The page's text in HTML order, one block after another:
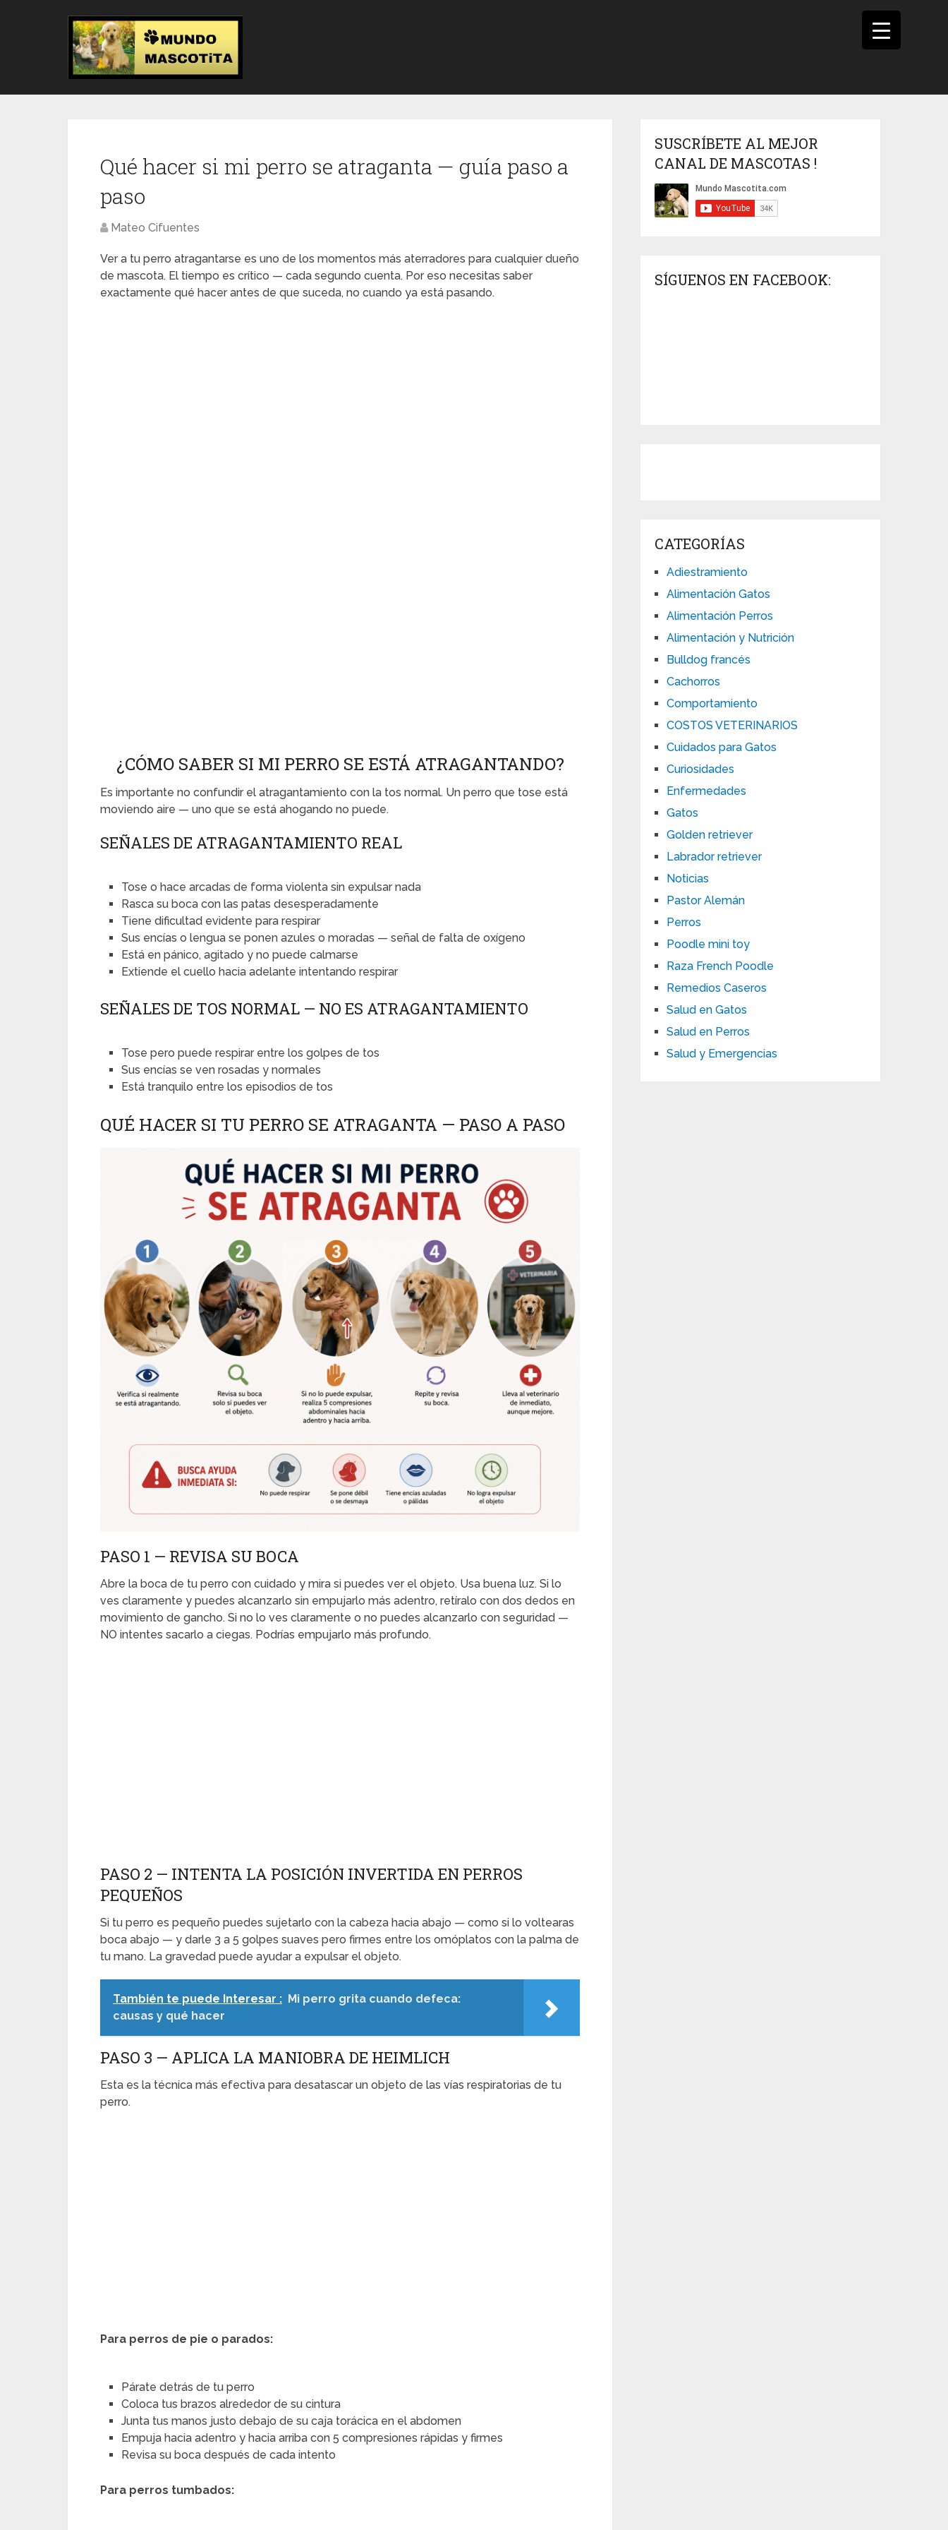
Qué hacer si mi perro se atraganta — guía paso a
paso
Mateo Cifuentes
Ver a tu perro atragantarse es uno de los momentos más aterradores para cualquier dueño
de mascota. El tiempo es crítico — cada segundo cuenta. Por eso necesitas saber
exactamente qué hacer antes de que suceda, no cuando ya está pasando.
¿CÓMO SABER SI MI PERRO SE ESTÁ ATRAGANTANDO?
Es importante no confundir el atragantamiento con la tos normal. Un perro que tose está
moviendo aire — uno que se está ahogando no puede.
SEÑALES DE ATRAGANTAMIENTO REAL
Tose o hace arcadas de forma violenta sin expulsar nada
Rasca su boca con las patas desesperadamente
Tiene dificultad evidente para respirar
Sus encías o lengua se ponen azules o moradas — señal de falta de oxígeno
Está en pánico, agitado y no puede calmarse
Extiende el cuello hacia adelante intentando respirar
SEÑALES DE TOS NORMAL — NO ES ATRAGANTAMIENTO
Tose pero puede respirar entre los golpes de tos
Sus encías se ven rosadas y normales
Está tranquilo entre los episodios de tos
QUÉ HACER SI TU PERRO SE ATRAGANTA — PASO A PASO
PASO 1 — REVISA SU BOCA
Abre la boca de tu perro con cuidado y mira si puedes ver el objeto. Usa buena luz. Si lo
ves claramente y puedes alcanzarlo sin empujarlo más adentro, retíralo con dos dedos en
movimiento de gancho. Si no lo ves claramente o no puedes alcanzarlo con seguridad —
NO intentes sacarlo a ciegas. Podrías empujarlo más profundo.
PASO 2 — INTENTA LA POSICIÓN INVERTIDA EN PERROS
PEQUEÑOS
Si tu perro es pequeño puedes sujetarlo con la cabeza hacia abajo — como si lo voltearas
boca abajo — y darle 3 a 5 golpes suaves pero firmes entre los omóplatos con la palma de
tu mano. La gravedad puede ayudar a expulsar el objeto.
También te puede Interesar : Mi perro grita cuando defeca:
causas y qué hacer
PASO 3 — APLICA LA MANIOBRA DE HEIMLICH
Esta es la técnica más efectiva para desatascar un objeto de las vías respiratorias de tu
perro.
Para perros de pie o parados:
Párate detrás de tu perro
Coloca tus brazos alrededor de su cintura
Junta tus manos justo debajo de su caja torácica en el abdomen
Empuja hacia adentro y hacia arriba con 5 compresiones rápidas y firmes
Revisa su boca después de cada intento
Para perros tumbados:
SUSCRÍBETE AL MEJOR
CANAL DE MASCOTAS !
SÍGUENOS EN FACEBOOK:
CATEGORÍAS
Adiestramiento
Alimentación Gatos
Alimentación Perros
Alimentación y Nutrición
Bulldog francés
Cachorros
Comportamiento
COSTOS VETERINARIOS
Cuidados para Gatos
Curiosidades
Enfermedades
Gatos
Golden retriever
Labrador retriever
Noticias
Pastor Alemán
Perros
Poodle mini toy
Raza French Poodle
Remedios Caseros
Salud en Gatos
Salud en Perros
Salud y Emergencias